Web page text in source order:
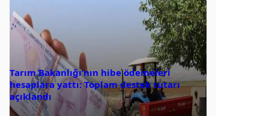
Tarım Bakanlığı’nın hibe ödemeleri
hesaplara yattı: Toplam destek tutarı
açıklandı